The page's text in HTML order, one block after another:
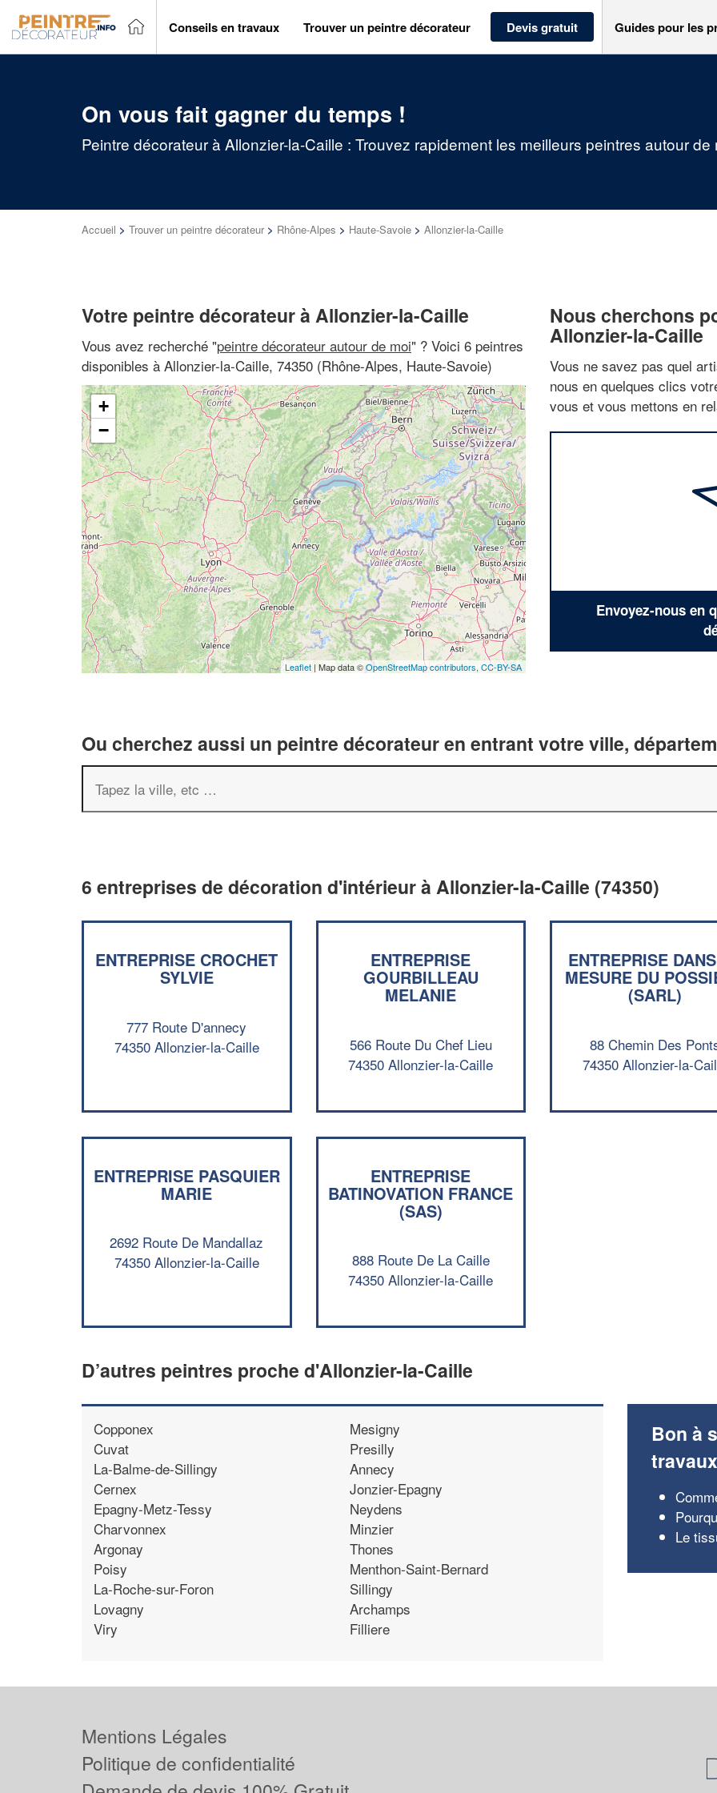
Conseils en travaux Trouver un peintre décorateur Devis gratuit Guides pour les
On vous fait gagner du temps !
Peintre décorateur à Allonzier-la-Caille : Trouvez rapidement les meilleurs peintres autour de
Accueil > Trouver un peintre décorateur > Rhône-Alpes > Haute-Savoie > Allonzier-la-Caille
Votre peintre décorateur à Allonzier-la-Caille
Vous avez recherché "peintre décorateur autour de moi" ? Voici 6 peintres
disponibles à Allonzier-la-Caille, 74350 (Rhône-Alpes, Haute-Savoie)
+
−
Leaflet | Map data ©OpenStreetMap contributors, CC-BY-SA
Nous cherchons
Allonzier-la-Caille
Vous ne savez pas quel
nous en quelques clics
vous et vous mettons en
Envoyez-nous en
Ou cherchez aussi un peintre décorateur en entrant votre ville,
6 entreprises de décoration d'intérieur à Allonzier-la-Caille (74350)
ENTREPRISE CROCHET
SYLVIE
777 Route D'annecy
74350 Allonzier-la-Caille
ENTREPRISE
GOURBILLEAU
MELANIE
566 Route Du Chef Lieu
74350 Allonzier-la-Caille
ENTREPRISE
MESURE DU
(SARL)
88 Chemin Des
74350 Allonzier-la-
ENTREPRISE PASQUIER
MARIE
2692 Route De Mandallaz
74350 Allonzier-la-Caille
ENTREPRISE
BATINOVATION FRANCE
(SAS)
888 Route De La Caille
74350 Allonzier-la-Caille
D’autres peintres proche d'Allonzier-la-Caille
Copponex
Cuvat
La-Balme-de-Sillingy
Cernex
Epagny-Metz-Tessy
Charvonnex
Argonay
Poisy
La-Roche-sur-Foron
Lovagny
Viry
Mesigny
Presilly
Annecy
Jonzier-Epagny
Neydens
Minzier
Thones
Menthon-Saint-Bernard
Sillingy
Archamps
Filliere
Bon à
travaux
Le
Mentions Légales
Politique de confidentialité